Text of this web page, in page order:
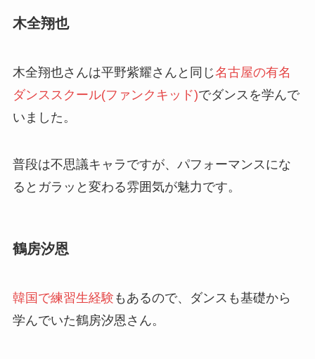
木全翔也
木全翔也さんは平野紫耀さんと同じ名古屋の有名
ダンススクール(ファンクキッド)でダンスを学んで
いました。
普段は不思議キャラですが、パフォーマンスにな
るとガラッと変わる雰囲気が魅力です。
鶴房汐恩
韓国で練習生経験 もあるので、ダンスも基礎から
学んでいた鶴房汐恩さん。